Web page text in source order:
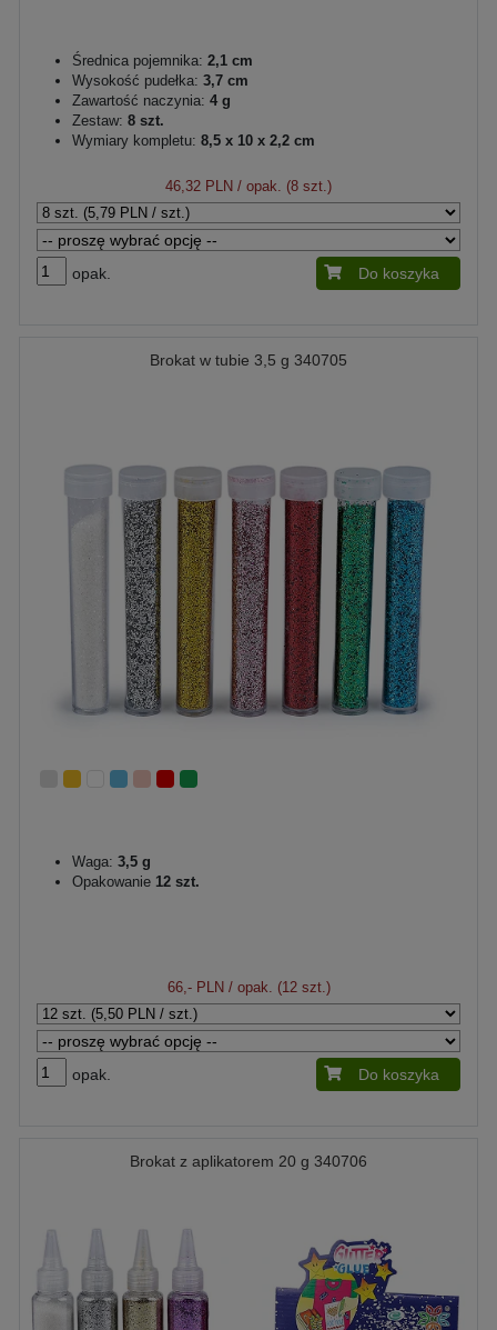
Średnica pojemnika: 2,1 cm
Wysokość pudełka: 3,7 cm
Zawartość naczynia: 4 g
Zestaw: 8 szt.
Wymiary kompletu: 8,5 x 10 x 2,2 cm
46,32 PLN / opak. (8 szt.)
opak. Do koszyka
Brokat w tubie 3,5 g 340705
Waga: 3,5 g
Opakowanie 12 szt.
66,- PLN/ opak. (12 szt.)
opak. Do koszyka
Brokat z aplikatorem 20 g 340706